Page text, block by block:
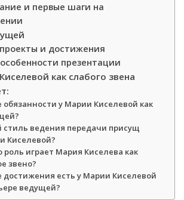
и первые шаги на
и достижения
презентации
как слабого звена
обязанности у Марии Киселевой как
стиль ведения передачи присущ
Киселевой?
роль играет Мария Киселева как
звено?
достижения есть у Марии Киселевой
ведущей?